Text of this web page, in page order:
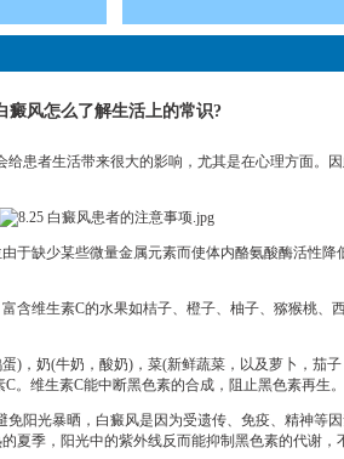
癜风怎么了解生活上的常识?
者生活带来很大的影响，尤其是在心理方面。
少某些微量金属元素而使体内酪氨酸酶活性
含维生素C的水果如桔子、橙子、柚子、猕猴桃
奶(牛奶，酸奶)，菜(新鲜蔬菜，以及萝卜，茄
维生素C能中断黑色素的合成，阻止黑色素再生
免阳光暴晒，白癜风是因为受遗传、免疫、精神
季，阳光中的紫外线反而能抑制黑色素的代谢，